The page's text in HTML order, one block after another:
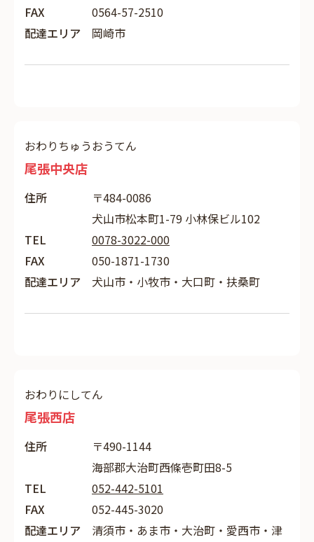
FAX
0564-57-2510
配達エリア
岡崎市
おわりちゅうおうてん
尾張中央店
住所
〒484-0086
犬山市松本町1-79 小林保ビル102
TEL
0078-3022-000
FAX
050-1871-1730
配達エリア
犬山市・小牧市・大口町・扶桑町
おわりにしてん
尾張西店
住所
〒490-1144
海部郡大治町西條壱町田8-5
TEL
052-442-5101
FAX
052-445-3020
配達エリア
清須市・あま市・大治町・愛西市・津